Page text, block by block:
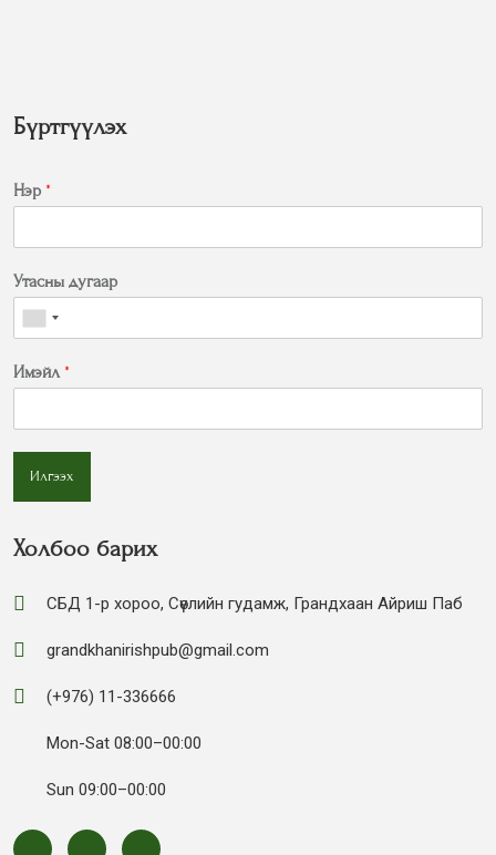
Бүртгүүлэх
Нэр *
Утасны дугаар
Имэйл *
Илгээх
Холбоо барих
СБД 1-р хороо, Сөүлийн гудамж, Грандхаан Айриш Паб
grandkhanirishpub@gmail.com
(+976) 11-336666
Mon-Sat 08:00–00:00
Sun 09:00–00:00